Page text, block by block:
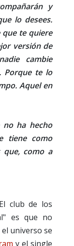
y
lo desees.
que te quiere
versión de
cambie
Porque te lo
Aquel en
no ha hecho
tiene como
que, como a
club de los
es que no
universo se
y el single